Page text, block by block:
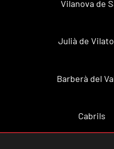
Vilanova de
Julià de
Barberà del
Cabrils